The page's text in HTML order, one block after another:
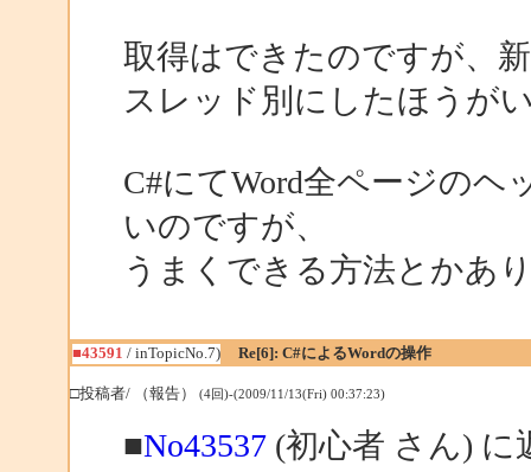
取得はできたのですが、
スレッド別にしたほうが
C#にてWord全ページのヘ
いのですが、
うまくできる方法とかあ
■43591 / inTopicNo.7) Re[6]: C#によるWordの操作
□投稿者/ （報告） (4回)-(2009/11/13(Fri) 00:37:23)
■No43537(初心者 さん) に